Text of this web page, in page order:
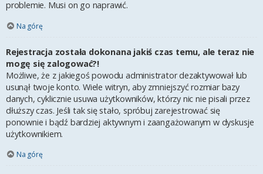
problemie. Musi on go naprawić.
Na górę
Rejestracja została dokonana jakiś czas temu, ale teraz nie
mogę się zalogować?!
Możliwe, że z jakiegoś powodu administrator dezaktywował lub
usunął twoje konto. Wiele witryn, aby zmniejszyć rozmiar bazy
danych, cyklicznie usuwa użytkowników, którzy nic nie pisali przez
dłuższy czas. Jeśli tak się stało, spróbuj zarejestrować się
ponownie i bądź bardziej aktywnym i zaangażowanym w dyskusje
użytkownikiem.
Na górę